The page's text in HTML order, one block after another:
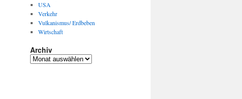
USA
Verkehr
Vulkanismus/ Erdbeben
Wirtschaft
Archiv
Archiv